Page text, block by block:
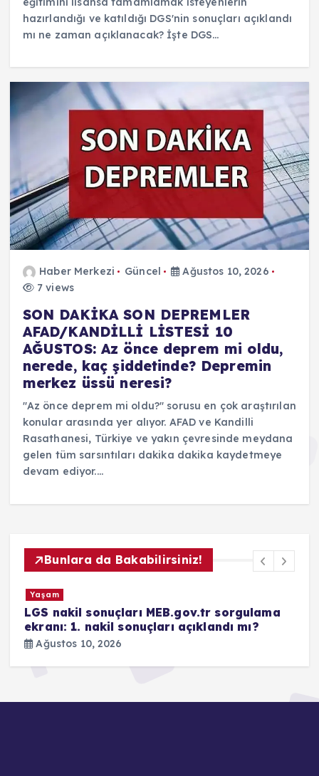
hazırlandığı ve katıldığı DGS'nin sonuçları açıklandı
mı ne zaman açıklanacak? İşte DGS…
Haber Merkezi Güncel
Ağustos 10, 2026
7 views
SON DAKİKA SON DEPREMLER
AFAD/KANDİLLİ LİSTESİ 10
AĞUSTOS: Az önce deprem mi oldu,
nerede, kaç şiddetinde? Depremin
merkez üssü neresi?
"Az önce deprem mi oldu?" sorusu en çok araştırılan
konular arasında yer alıyor. AFAD ve Kandilli
Rasathanesi, Türkiye ve yakın çevresinde meydana
gelen tüm sarsıntıları dakika dakika kaydetmeye
devam ediyor.…
Bunlara da Bakabilirsiniz!
Yaşam
LGS nakil sonuçları MEB.gov.tr sorgulama
ekranı: 1. nakil sonuçları açıklandı mı?
Ağustos 10, 2026